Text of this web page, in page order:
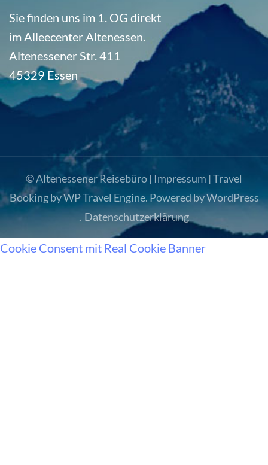
Sie finden uns im 1. OG direkt
im Alleecenter Altenessen.
Altenessener Str. 411
45329 Essen
© Altenessener Reisebüro | Impressum |Travel
Booking byWP Travel Engine. Powered byWordPress
. Datenschutzerklärung
Cookie Consent mit Real Cookie Banner